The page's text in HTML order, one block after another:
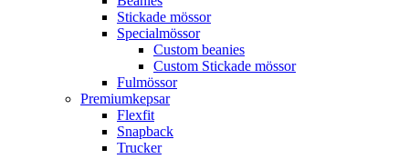
Stickade mössor
Specialmössor
Custom beanies
Custom Stickade mössor
Fulmössor
Premiumkepsar
Flexfit
Snapback
Trucker